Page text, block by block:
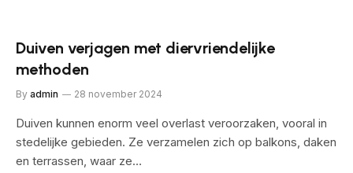
Duiven verjagen met diervriendelijke
methoden
By admin 28 november 2024
Duiven kunnen enorm veel overlast veroorzaken, vooral in
stedelijke gebieden. Ze verzamelen zich op balkons, daken
en terrassen, waar ze…